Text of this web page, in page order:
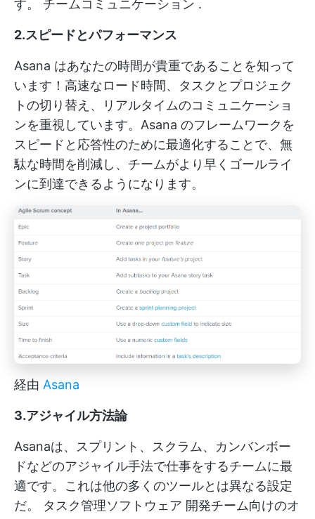
す。 チームコミュニケーション .
2.スピードとパフォーマンス
Asana はあなたの時間が貴重であることを知って
います！高速なロード時間、タスクとプロジェク
トの切り替え、リアルタイムのコミュニケーショ
ンを重視しています。Asana のフレームワークを
スピードと応答性のために最適化することで、無
駄な時間を削減し、チームがより早くゴールライ
ンに到達できるようになります。
経由 Asana
3.アジャイル方法論
Asanaは、スプリント、スクラム、カンバンボー
ドなどのアジャイル手法で仕事をするチームに最
適です。これは他の多くのツールとは異なる設定
だ。 タスク管理ソフトウェア 開発チーム向けのオ